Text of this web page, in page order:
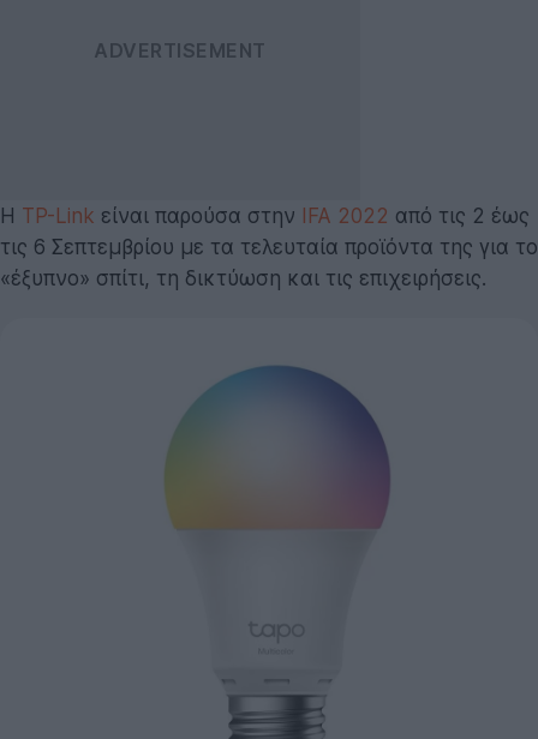
Η TP-Link είναι παρούσα στην IFA 2022 από τις 2 έως
τις 6 Σεπτεμβρίου με τα τελευταία προϊόντα της για το
«έξυπνο» σπίτι, τη δικτύωση και τις επιχειρήσεις.